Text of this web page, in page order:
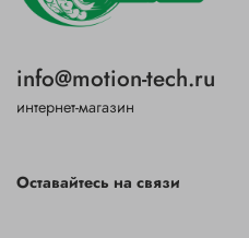
info@motion-tech.ru
интернет-магазин
Оставайтесь на связи